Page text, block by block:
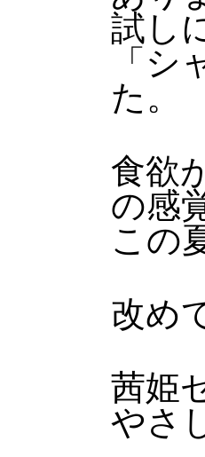
試し
「
た。
食欲
の感
この
改め
茜姫
やさ